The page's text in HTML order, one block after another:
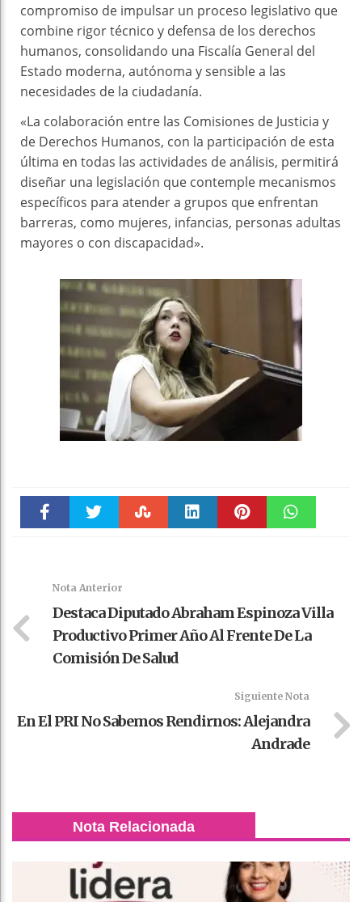
compromiso de impulsar un proceso legislativo que
combine rigor técnico y defensa de los derechos
humanos, consolidando una Fiscalía General del
Estado moderna, autónoma y sensible a las
necesidades de la ciudadanía.
«La colaboración entre las Comisiones de Justicia y
de Derechos Humanos, con la participación de esta
última en todas las actividades de análisis, permitirá
diseñar una legislación que contemple mecanismos
específicos para atender a grupos que enfrentan
barreras, como mujeres, infancias, personas adultas
mayores o con discapacidad».
Nota Anterior
Destaca Diputado Abraham Espinoza Villa
Productivo Primer Año Al Frente De La
Comisión De Salud
Siguiente Nota
En El PRI No Sabemos Rendirnos: Alejandra
Andrade
Nota Relacionada